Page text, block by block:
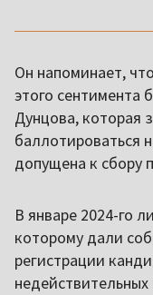
Он напоминает,
этого сентимента
Дунцова, которая
баллотироваться
допущена к сбору
В январе 2024-го
которому дали
регистрации